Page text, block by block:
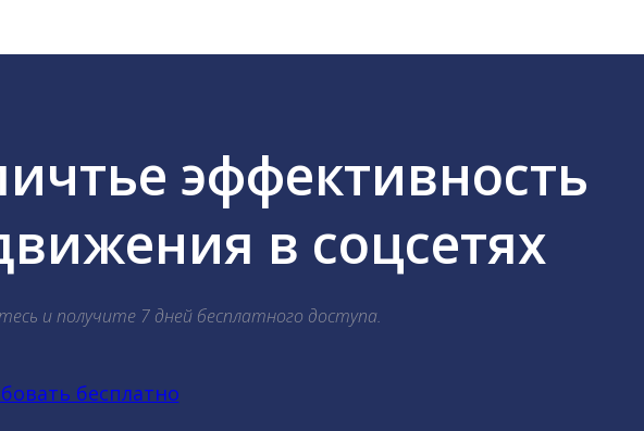
эффективность
в соцсетях
и получите 7 дней бесплатного доступа.
бесплатно